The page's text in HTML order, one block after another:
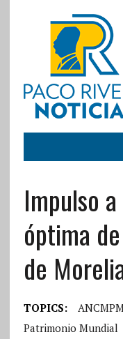
Impulso
óptima
de
TOPICS:
Patrimonio Mundial